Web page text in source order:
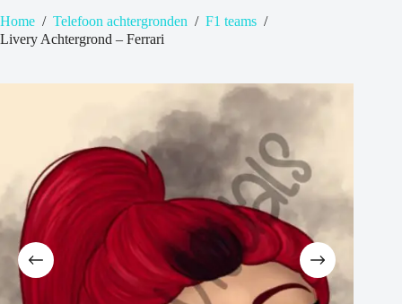
Home / Telefoon achtergronden / F1 teams /
Livery Achtergrond – Ferrari